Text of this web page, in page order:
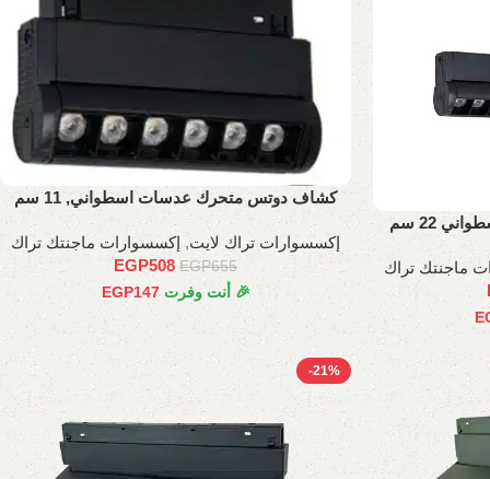
22 سم
ماجنتك تراك
كشاف دوتس متحرك عدسات اسطواني, 11 سم
إكسسوارات تراك لايت, إكسسوارات ماجنتك تراك
EGP655
EGP508
🎉 أنت وفرت EGP147
-21%